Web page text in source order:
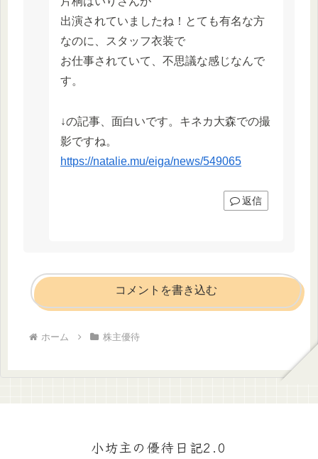
出演されていましたね！とても有名な方
なのに、スタッフ衣装で
お仕事されていて、不思議な感じなんで
す。
↓の記事、面白いです。キネカ大森での撮
影ですね。
https://natalie.mu/eiga/news/549065
返信
コメントを書き込む
ホーム 株主優待
小坊主の優待日記2.0